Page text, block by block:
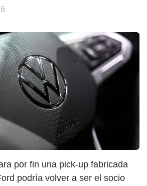
por fin una pick-up fabricada
podría volver a ser el socio